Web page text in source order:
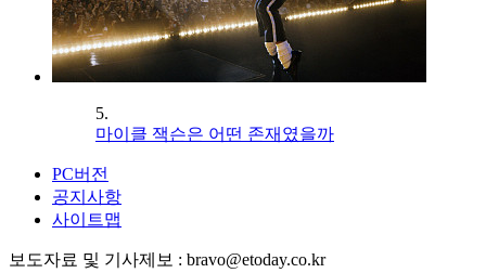
5.
마이클 잭슨은 어떤 존재였을까
PC버전
공지사항
사이트맵
보도자료 및 기사제보 : bravo@etoday.co.kr